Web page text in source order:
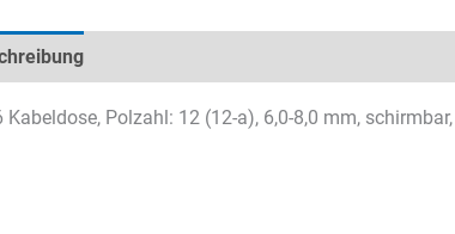
Kabeldose, Polzahl: 12 (12-a), 6,0-8,0 mm,